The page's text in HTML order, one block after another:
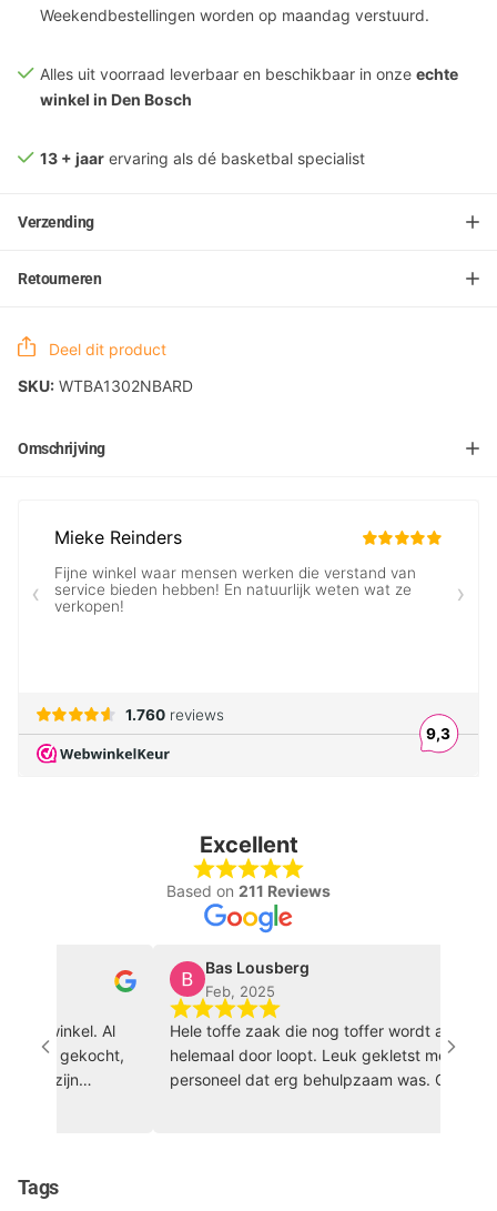
Weekendbestellingen worden op maandag verstuurd.
Alles uit voorraad leverbaar en beschikbaar in onze echte
winkel in Den Bosch
13 + jaar ervaring als dé basketbal specialist
Verzending
Retourneren
Deel dit product
SKU: WTBA1302NBARD
Omschrijving
Excellent
Based on 211 Reviews
Al
gekocht,
zijn
Bas Lousberg
Feb, 2025
Hele toffe zaak die nog toffer wordt als je hem
helemaal door loopt. Leuk gekletst met het
personeel dat erg behulpzaam was. Ga zo
Tags